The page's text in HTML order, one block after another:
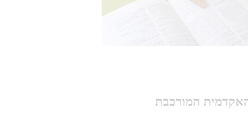
המורכבת